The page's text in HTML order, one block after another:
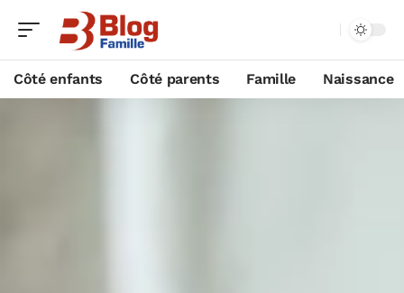
Côté enfants Côté parents Famille Naissance